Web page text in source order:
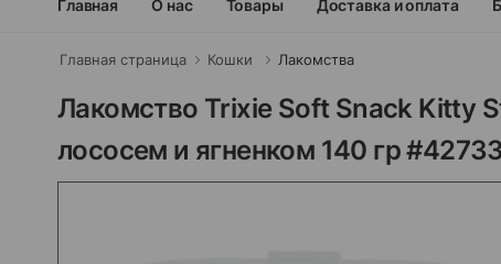
Главная О нас Товары Доставка и оплата
Главная страница Кошки Лакомства
Лакомство Trixie Soft Snack Kitty
лососем и ягненком 140 гр